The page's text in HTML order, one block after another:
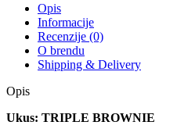
Opis
Informacije
Recenzije (0)
O brendu
Shipping & Delivery
Opis
Ukus: TRIPLE BROWNIE